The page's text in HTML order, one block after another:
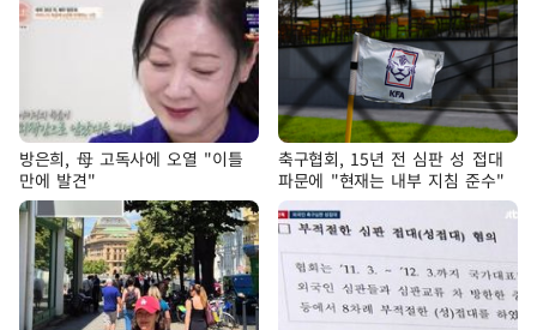
방은희, 母 고독사에 오열 "이틀
만에 발견"
축구협회, 15년 전 심판 성 접대
파문에 "현재는 내부 지침 준수"